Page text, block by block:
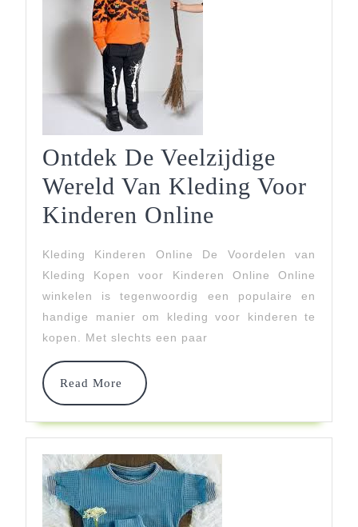
Ontdek De Veelzijdige
Wereld Van Kleding Voor
Kinderen Online
Veelzijdige
Wereld
Van
Kinderen
Online
Kleding Kinderen Online De Voordelen van
Kleding Kopen voor Kinderen Online Online
winkelen is tegenwoordig een populaire en
handige manier om kleding voor kinderen te
kopen. Met slechts een paar
Read More
Read
More